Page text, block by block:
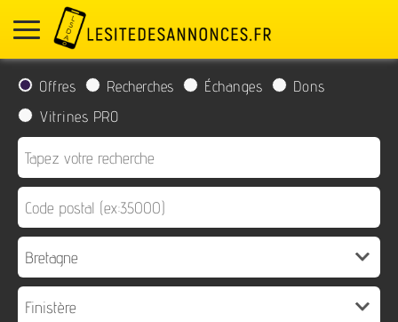
Offres Recherches Échanges
Dons
Vitrines PRO